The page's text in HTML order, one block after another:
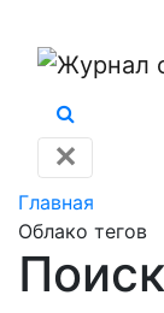
✕
Главная
Облако тегов